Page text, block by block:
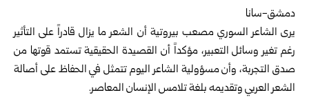
دمشق-سانا
يرى الشاعر السوري مصعب بيروتية أن الشعر ما يزال قادراً على التأثير
رغم تغير وسائل التعبير، مؤكداً أن القصيدة الحقيقية تستمد قوتها من
صدق التجربة، وأن مسؤولية الشاعر اليوم تتمثل في الحفاظ على أصالة
الشعر العربي وتقديمه بلغة تلامس الإنسان المعاصر.